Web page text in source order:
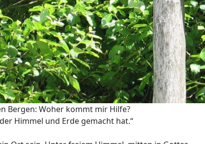
Bergen: Woher kommt mir Hilfe?
Himmel und Erde gemacht hat.“